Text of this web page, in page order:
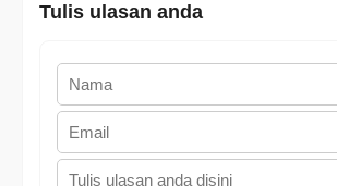
Tulis ulasan anda